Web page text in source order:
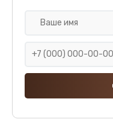
Ремонт или
Ремонт